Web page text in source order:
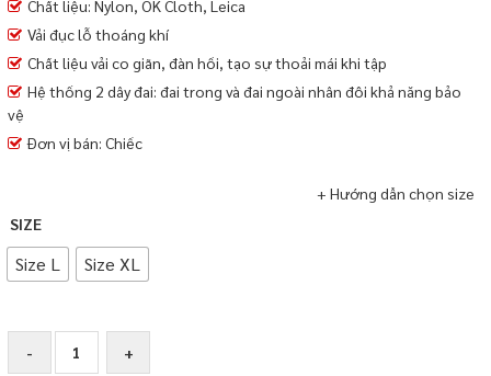
Chất liệu: Nylon, OK Cloth, Leica
Vải đục lỗ thoáng khí
Chất liệu vải co giãn, đàn hồi, tạo sự thoải mái khi tập
Hệ thống 2 dây đai: đai trong và đai ngoài nhân đôi khả năng bảo
vệ
Đơn vị bán: Chiếc
+ Hướng dẫn chọn size
SIZE
Size L Size XL
-
lưng
+